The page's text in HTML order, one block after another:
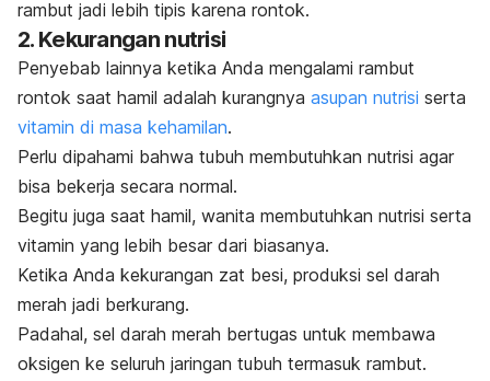
rambut jadi lebih tipis karena rontok.
2. Kekurangan nutrisi
Penyebab lainnya ketika Anda mengalami rambut
rontok saat hamil adalah kurangnya asupan nutrisi serta
vitamin di masa kehamilan.
Perlu dipahami bahwa tubuh membutuhkan nutrisi agar
bisa bekerja secara normal.
Begitu juga saat hamil, wanita membutuhkan nutrisi serta
vitamin yang lebih besar dari biasanya.
Ketika Anda kekurangan zat besi, produksi sel darah
merah jadi berkurang.
Padahal, sel darah merah bertugas untuk membawa
oksigen ke seluruh jaringan tubuh termasuk rambut.